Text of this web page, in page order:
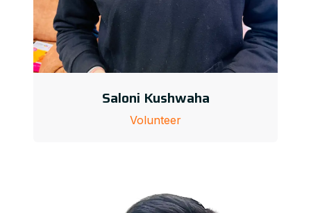
Saloni Kushwaha
Volunteer